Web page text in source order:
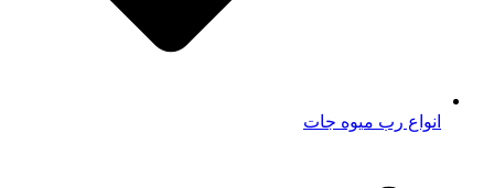
انواع رب میوه جات